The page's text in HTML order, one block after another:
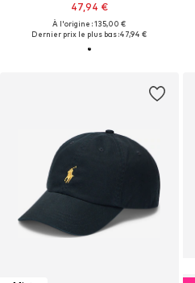
47,94 €
À l'origine : 135,00 €
Dernier prix le plus bas :47,94 €